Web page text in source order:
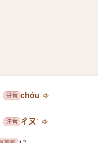
拼音 chóu
注音 ㄔㄡˊ